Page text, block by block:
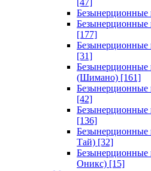
[47]
Безынерционные
Безынерционные
[177]
Безынерционные
[31]
Безынерционные
(Шимано) [161]
[42]
Безынерционные
[136]
Тай) [32]
Оникс) [15]